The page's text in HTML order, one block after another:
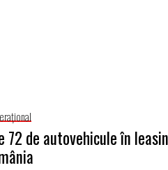
72 de autovehicule în